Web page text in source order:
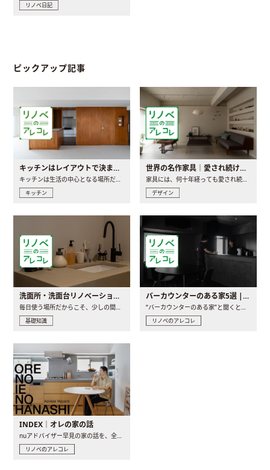
リノベ日記
ピックアップ記事
キッチンはレイアウトで決まる。後悔しないための考え方と選び方
キッチンは生活の中心となる場所だからこそ、家の中のどこに置..
キッチン
世界の名作家具｜愛され続ける理由と一生モノとの出会い方
家具には、何十年経っても愛され続ける「名作」と呼ばれるもの..
デザイン
洗面所・洗面台リノベーションの事例と間取りアイデア
毎日使う場所だからこそ、少しの間取りの工夫や素材の選び方で..
基礎知識
バーカウンターのある家5選 | 日常に馴染む“距離の近い”キッチンとは
“バーカウンターのある家”と聞くと、少し特別な、大人のための..
リノベのアレコレ
INDEX｜オレの家の話
nuアドバイザー早見の家の話を、全4話でお届け。リノベーションを..
リノベのアレコレ